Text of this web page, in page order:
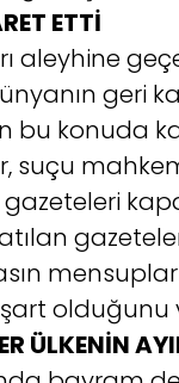
ETTİ
aleyhine
geri
bu konuda
suçu
şart olduğunu
ÜLKENİN